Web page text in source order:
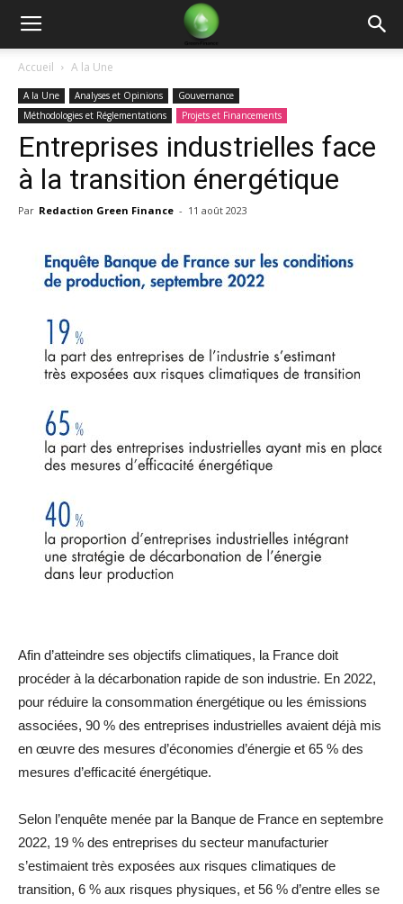
Green
Finance
Accueil A la Une
A la Une Analyses et Opinions
Gouvernance
Méthodologies et Réglementations
Projets et Financements
Entreprises industrielles face
à la transition énergétique
Par Redaction Green Finance - 11 août 2023
Afin d’atteindre ses objectifs climatiques, la France doit
procéder à la décarbonation rapide de son industrie. En 2022,
pour réduire la consommation énergétique ou les émissions
associées, 90 % des entreprises industrielles avaient déjà mis
en œuvre des mesures d’économies d’énergie et 65 % des
mesures d’efficacité énergétique.
Selon l’enquête menée par la Banque de France en septembre
2022, 19 % des entreprises du secteur manufacturier
s’estimaient très exposées aux risques climatiques de
transition, 6 % aux risques physiques, et 56 % d’entre elles se